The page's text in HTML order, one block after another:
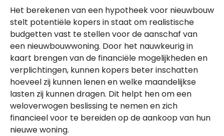
Het berekenen van een hypotheek voor nieuwbouw
stelt potentiële kopers in staat om realistische
budgetten vast te stellen voor de aanschaf van
een nieuwbouwwoning. Door het nauwkeurig in
kaart brengen van de financiële mogelijkheden en
verplichtingen, kunnen kopers beter inschatten
hoeveel zij kunnen lenen en welke maandelijkse
lasten zij kunnen dragen. Dit helpt hen om een
weloverwogen beslissing te nemen en zich
financieel voor te bereiden op de aankoop van hun
nieuwe woning.